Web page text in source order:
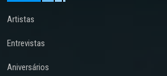
Artistas
Entrevistas
Aniversários